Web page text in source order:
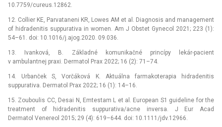
10.7759/cureus.12862.
12. Collier KE, Parvataneni KR, Lowes AM et al. Diagnosis and management
of hidradenitis suppurativa in women. Am J Obstet Gynecol 2021; 223 (1):
54–61. doi: 10.1016/j.ajog.2020. 09.036.
13. Ivanková, B. Základné komunikačné princípy lekár-pacient
v ambulantnej praxi. Dermatol Prax 2022; 16 (2): 71–74.
14. Urbanček S, Vorčáková K. Aktuálna farmakoterapia hidradenitis
suppurativa. Dermatol Prax 2022; 16 (1): 14–16.
15. Zouboulis CC, Desai N, Emtestam L et al. European S1 guideline for the
treatment of hidradenitis suppurativa/acne inversa. J Eur Acad
Dermatol Venereol 2015; 29 (4): 619–644. doi: 10.1111/jdv.12966.